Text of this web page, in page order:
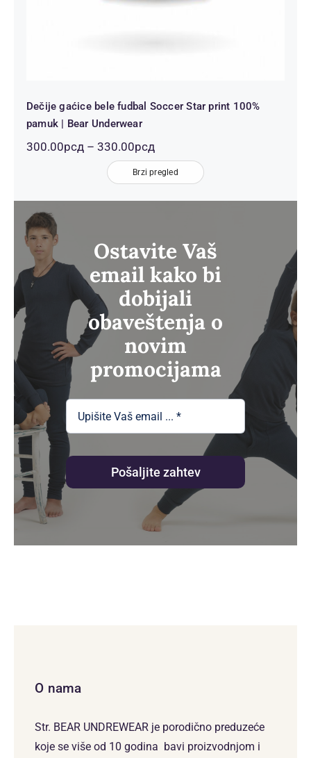
Dečije gaćice bele fudbal Soccer Star print 100%
pamuk | Bear Underwear
300.00рсд – 330.00рсдРаспон
цена:
од
300.00рсд
до
Brzi pregled
Ostavite Vaš
email kako bi
dobijali
obaveštenja o
novim
promocijama
Pošaljite zahtev
O nama
Str. BEAR UNDREWEAR je porodično preduzeće
koje se više od 10 godina bavi proizvodnjom i